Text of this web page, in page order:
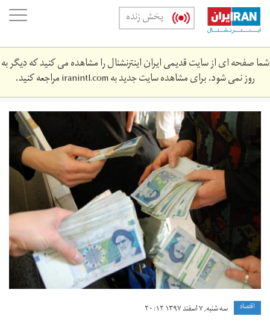
Skip
main
content
پخش زنده
شما صفحه ای از سایت قدیمی ایران اینترنشنال را مشاهده می کنید که دیگر به
روز نمی شود. برای مشاهده سایت جدید بهiranintl.comمراجعه کنید.
qtsd_yrn.jpeg
اقتصاد سه شنبه, ۷ اسفند ۱۳۹۷ ۲۰:۱۲